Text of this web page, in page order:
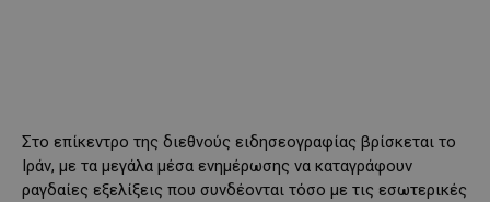
Στο επίκεντρο της διεθνούς ειδησεογραφίας βρίσκεται το
Ιράν, με τα μεγάλα μέσα ενημέρωσης να καταγράφουν
ραγδαίες εξελίξεις που συνδέονται τόσο με τις εσωτερικές